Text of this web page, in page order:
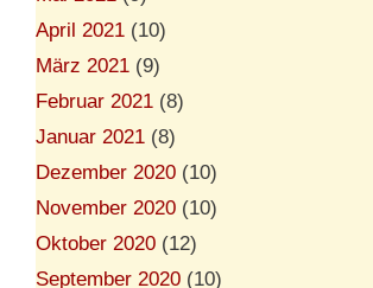
April 2021 (10)
März 2021 (9)
Februar 2021 (8)
Januar 2021 (8)
Dezember 2020 (10)
November 2020 (10)
Oktober 2020 (12)
September 2020 (10)